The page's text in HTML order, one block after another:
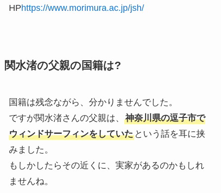
HPhttps://www.morimura.ac.jp/jsh/
関水渚の父親の国籍は?
国籍は残念ながら、分かりませんでした。
ですが関水渚さんの父親は、 神奈川県の逗子市で
ウィンドサーフィンをしていたという話を耳に挟
みました。
もしかしたらその近くに、実家があるのかもしれ
ませんね。